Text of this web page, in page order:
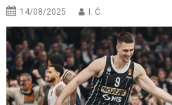
14/08/2025 I. Ć.